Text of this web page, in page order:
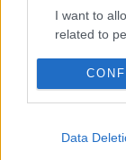
I want to
related to
I want to
related to
Data